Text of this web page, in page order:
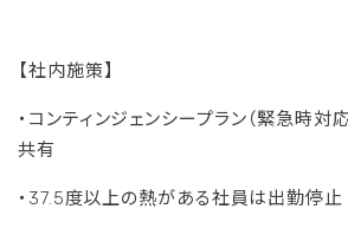
【社内施策】
・コンティンジェンシープラン（緊急時対
共有
・37.5度以上の熱がある社員は出勤停止